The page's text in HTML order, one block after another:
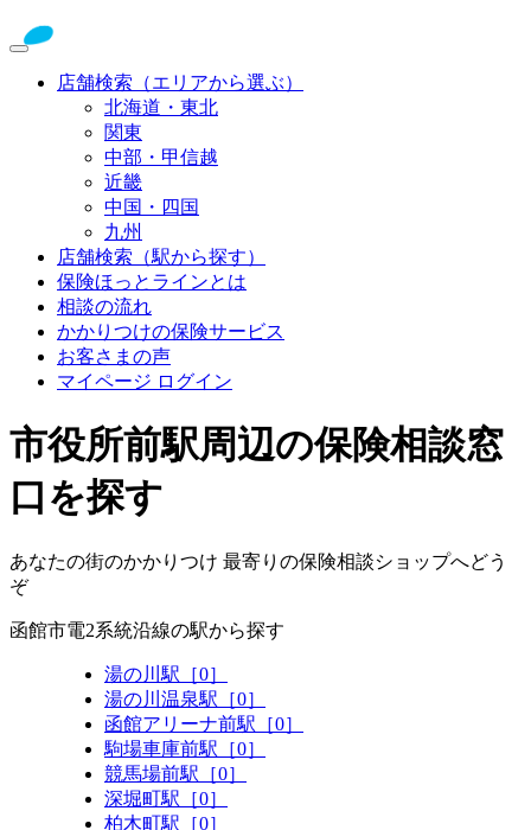
店舗検索（エリアから選ぶ）
北海道・東北
関東
中部・甲信越
近畿
中国・四国
九州
店舗検索（駅から探す）
保険ほっとラインとは
相談の流れ
かかりつけの保険サービス
お客さまの声
マイページ ログイン
市役所前駅周辺の保険相談窓
口を探す
あなたの街のかかりつけ 最寄りの保険相談ショップへどう
ぞ
函館市電2系統沿線の駅から探す
湯の川駅［0］
湯の川温泉駅［0］
函館アリーナ前駅［0］
駒場車庫前駅［0］
競馬場前駅［0］
深堀町駅［0］
柏木町駅［0］